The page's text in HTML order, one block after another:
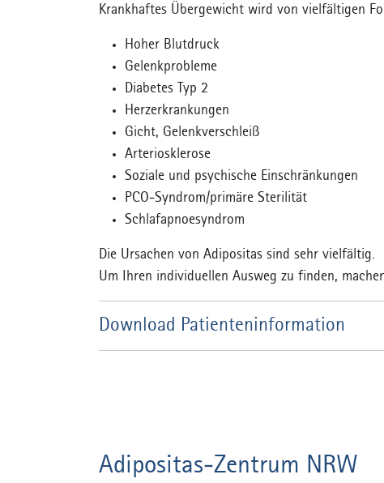
Krankhaftes Übergewicht wird von vielfältigen
Hoher Blutdruck
Gelenkprobleme
Diabetes Typ 2
Herzerkrankungen
Gicht, Gelenkverschleiß
Arteriosklerose
Soziale und psychische Einschränkungen
PCO-Syndrom/primäre Sterilität
Schlafapnoesyndrom
Die Ursachen von Adipositas sind sehr vielfältig.
Um Ihren individuellen Ausweg zu finden,
Download Patienteninformation
Adipositas-Zentrum NRW